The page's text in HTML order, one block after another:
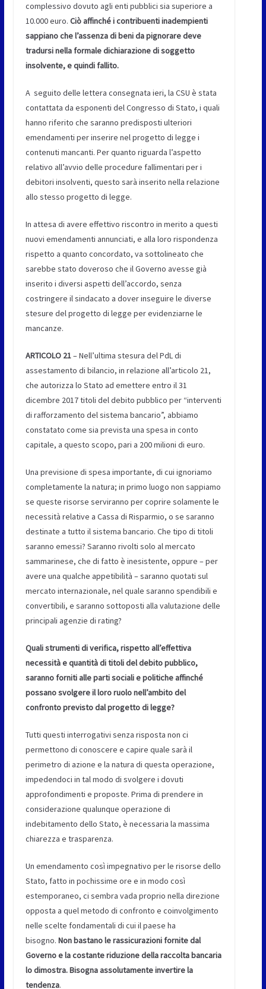
complessivo dovuto agli enti pubblici sia superiore a
10.000 euro. Ciò affinché i contribuenti inadempienti
sappiano che l’assenza di beni da pignorare deve
tradursi nella formale dichiarazione di soggetto
insolvente, e quindi fallito.
A seguito delle lettera consegnata ieri, la CSU è stata
contattata da esponenti del Congresso di Stato, i quali
hanno riferito che saranno predisposti ulteriori
emendamenti per inserire nel progetto di legge i
contenuti mancanti. Per quanto riguarda l’aspetto
relativo all’avvio delle procedure fallimentari per i
debitori insolventi, questo sarà inserito nella relazione
allo stesso progetto di legge.
In attesa di avere effettivo riscontro in merito a questi
nuovi emendamenti annunciati, e alla loro rispondenza
rispetto a quanto concordato, va sottolineato che
sarebbe stato doveroso che il Governo avesse già
inserito i diversi aspetti dell’accordo, senza
costringere il sindacato a dover inseguire le diverse
stesure del progetto di legge per evidenziarne le
mancanze.
ARTICOLO 21– Nell’ultima stesura del PdL di
assestamento di bilancio, in relazione all’articolo 21,
che autorizza lo Stato ad emettere entro il 31
dicembre 2017 titoli del debito pubblico per “interventi
di rafforzamento del sistema bancario”, abbiamo
constatato come sia prevista una spesa in conto
capitale, a questo scopo, pari a 200 milioni di euro.
Una previsione di spesa importante, di cui ignoriamo
completamente la natura; in primo luogo non sappiamo
se queste risorse serviranno per coprire solamente le
necessità relative a Cassa di Risparmio, o se saranno
destinate a tutto il sistema bancario. Che tipo di titoli
saranno emessi? Saranno rivolti solo al mercato
sammarinese, che di fatto è inesistente, oppure – per
avere una qualche appetibilità – saranno quotati sul
mercato internazionale, nel quale saranno spendibili e
convertibili, e saranno sottoposti alla valutazione delle
principali agenzie di rating?
Quali strumenti di verifica, rispetto all’effettiva
necessità e quantità di titoli del debito pubblico,
saranno forniti alle parti sociali e politiche affinché
possano svolgere il loro ruolo nell’ambito del
confronto previsto dal progetto di legge?
Tutti questi interrogativi senza risposta non ci
permettono di conoscere e capire quale sarà il
perimetro di azione e la natura di questa operazione,
impedendoci in tal modo di svolgere i dovuti
approfondimenti e proposte. Prima di prendere in
considerazione qualunque operazione di
indebitamento dello Stato, è necessaria la massima
chiarezza e trasparenza.
Un emendamento così impegnativo per le risorse dello
Stato, fatto in pochissime ore e in modo così
estemporaneo, ci sembra vada proprio nella direzione
opposta a quel metodo di confronto e coinvolgimento
nelle scelte fondamentali di cui il paese ha
bisogno. Non bastano le rassicurazioni fornite dal
Governo e la costante riduzione della raccolta bancaria
lo dimostra. Bisogna assolutamente invertire la
tendenza.